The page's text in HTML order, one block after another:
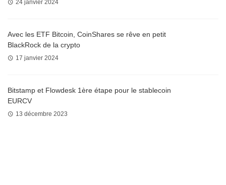
24 janvier 2024
Avec les ETF Bitcoin, CoinShares se rêve en petit
BlackRock de la crypto
17 janvier 2024
Bitstamp et Flowdesk 1ère étape pour le stablecoin
EURCV
13 décembre 2023